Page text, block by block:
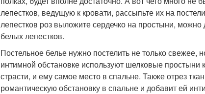
лепестков, ведущую к кровати, рассыпьте их на
лепестков роз выложите сердечко на простыни,
белых лепестков.
Постельное белье нужно постелить не только
интимной обстановке используют шелковые простыни
страсти, и ему самое место в спальне. Также отрез
романтическую обстановку в спальне и добавит ей